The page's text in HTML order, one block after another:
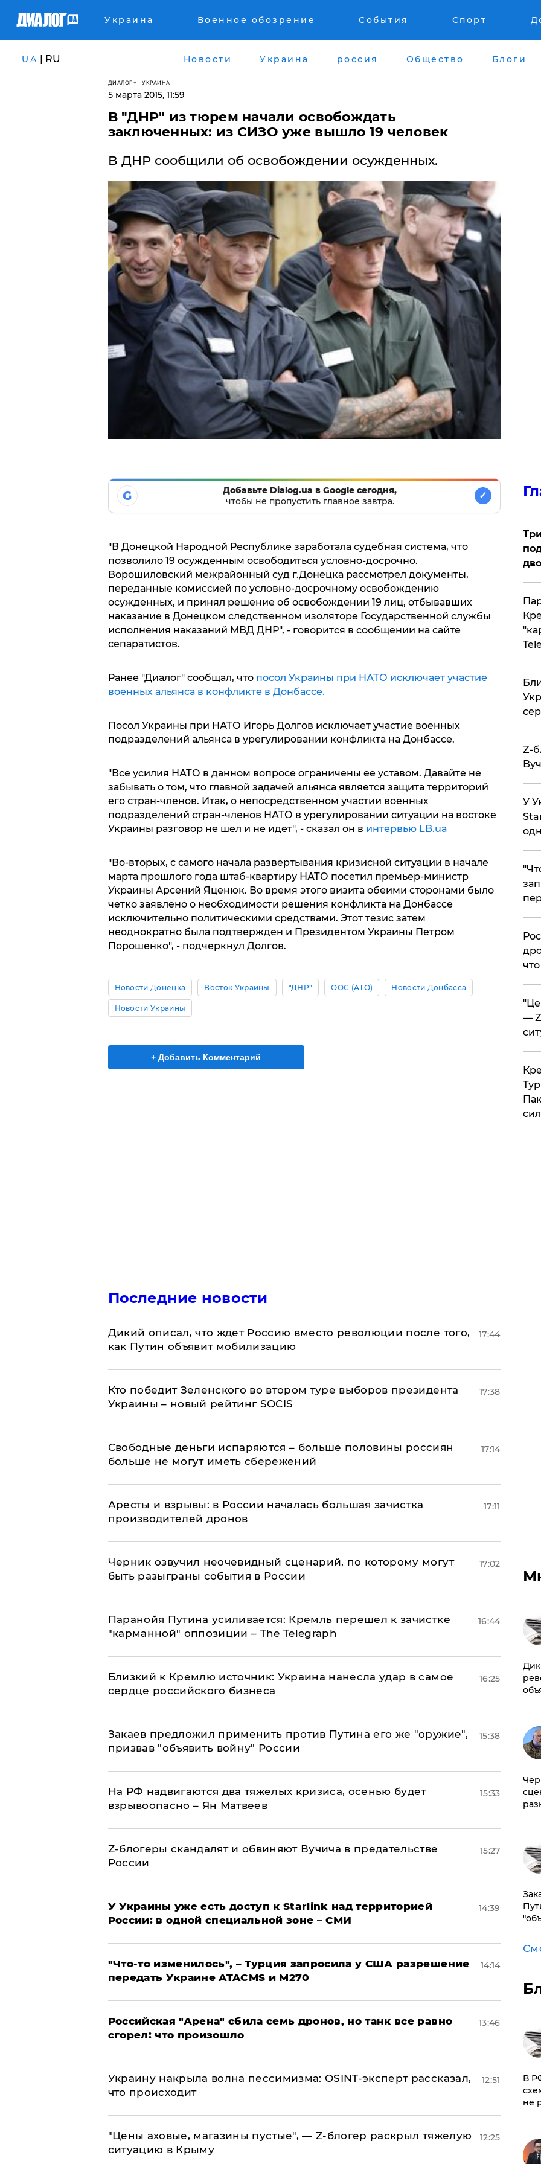
Украина Военное обозрение События Спорт
UA | RU Новости Украина россия Общество Блоги
ДИАЛОГ УКРАИНА
5 марта 2015, 11:59
В "ДНР" из тюрем начали освобождать
заключенных: из СИЗО уже вышло 19 человек
В ДНР сообщили об освобождении осужденных.
G
Добавьте Dialog.ua в Google сегодня,
чтобы не пропустить главное завтра.
✓
"В Донецкой Народной Республике заработала судебная система, что
позволило 19 осужденным освободиться условно-досрочно.
Ворошиловский межрайонный суд г.Донецка рассмотрел документы,
переданные комиссией по условно-досрочному освобождению
осужденных, и принял решение об освобождении 19 лиц, отбывавших
наказание в Донецком следственном изоляторе Государственной службы
исполнения наказаний МВД ДНР", - говорится в сообщении на сайте
сепаратистов.
Ранее "Диалог" сообщал, что посол Украины при НАТО исключает участие
военных альянса в конфликте в Донбассе.
Посол Украины при НАТО Игорь Долгов исключает участие военных
подразделений альянса в урегулировании конфликта на Донбассе.
"Все усилия НАТО в данном вопросе ограничены ее уставом. Давайте не
забывать о том, что главной задачей альянса является защита территорий
его стран-членов. Итак, о непосредственном участии военных
подразделений стран-членов НАТО в урегулировании ситуации на востоке
Украины разговор не шел и не идет", - сказал он в интервью LB.ua
"Во-вторых, с самого начала развертывания кризисной ситуации в начале
марта прошлого года штаб-квартиру НАТО посетил премьер-министр
Украины Арсений Яценюк. Во время этого визита обеими сторонами было
четко заявлено о необходимости решения конфликта на Донбассе
исключительно политическими средствами. Этот тезис затем
неоднократно была подтвержден и Президентом Украины Петром
Порошенко", - подчеркнул Долгов.
Новости Донецка Восток Украины "ДНР" ООС (АТО) Новости Донбасса
Новости Украины
+ Добавить Комментарий
Последние новости
Дикий описал, что ждет Россию вместо революции после того,
как Путин объявит мобилизацию
17:44
Кто победит Зеленского во втором туре выборов президента
Украины – новый рейтинг SOCIS
17:38
Свободные деньги испаряются – больше половины россиян
больше не могут иметь сбережений
17:14
Аресты и взрывы: в России началась большая зачистка
производителей дронов
17:11
Черник озвучил неочевидный сценарий, по которому могут
быть разыграны события в России
17:02
Паранойя Путина усиливается: Кремль перешел к зачистке
"карманной" оппозиции – The Telegraph
16:44
Близкий к Кремлю источник: Украина нанесла удар в самое
сердце российского бизнеса
16:25
Закаев предложил применить против Путина его же "оружие",
призвав "объявить войну" России
15:38
На РФ надвигаются два тяжелых кризиса, осенью будет
взрывоопасно – Ян Матвеев
15:33
Z-блогеры скандалят и обвиняют Вучича в предательстве
России
15:27
У Украины уже есть доступ к Starlink над территорией
России: в одной специальной зоне – СМИ
14:39
​"Что-то изменилось", – Турция запросила у США разрешение
передать Украине ATACMS и M270
14:14
​Российская "Арена" сбила семь дронов, но танк все равно
сгорел: что произошло
13:46
​Украину накрыла волна пессимизма: OSINT-эксперт рассказал,
что происходит
12:51
​"Цены аховые, магазины пустые", — Z-блогер раскрыл тяжелую
ситуацию в Крыму
12:25
Z-
У
—
​В
не